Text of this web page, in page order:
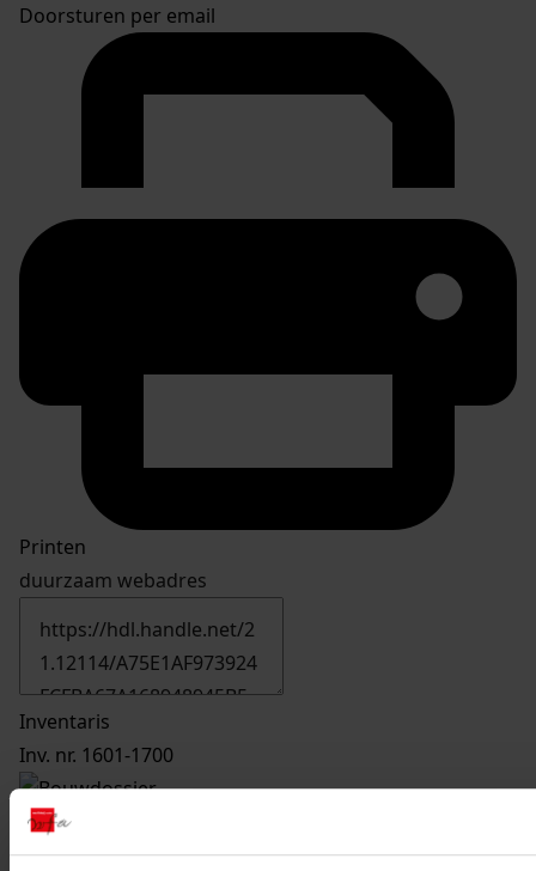
Doorsturen per email
Printen
duurzaam webadres
Inventaris
Inv. nr. 1601-1700
1678Bouw van een buitenberging, 1999-1999
Datering: